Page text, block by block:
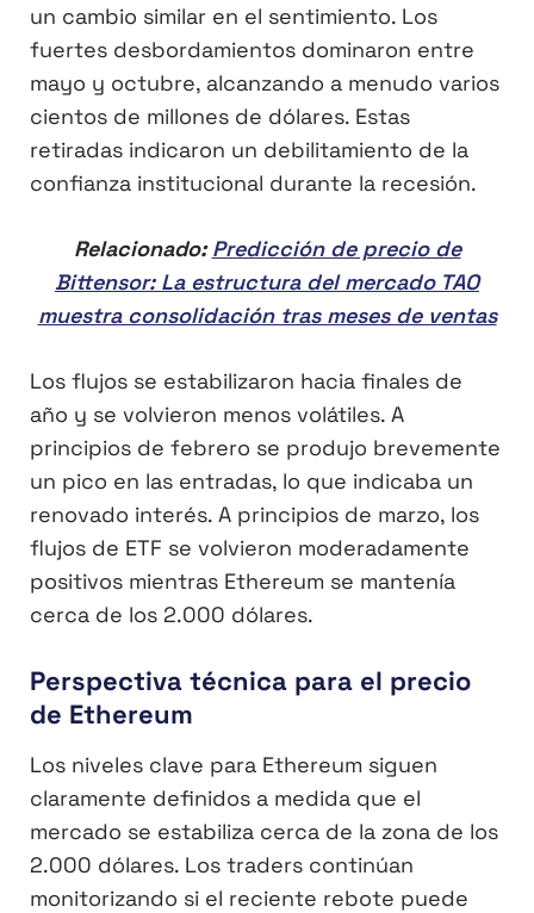
un cambio similar en el sentimiento. Los
fuertes desbordamientos dominaron entre
mayo y octubre, alcanzando a menudo varios
cientos de millones de dólares. Estas
retiradas indicaron un debilitamiento de la
confianza institucional durante la recesión.
Relacionado:Predicción de precio de
Bittensor: La estructura del mercado TAO
muestra consolidación tras meses de ventas
Los flujos se estabilizaron hacia finales de
año y se volvieron menos volátiles. A
principios de febrero se produjo brevemente
un pico en las entradas, lo que indicaba un
renovado interés. A principios de marzo, los
flujos de ETF se volvieron moderadamente
positivos mientras Ethereum se mantenía
cerca de los 2.000 dólares.
Perspectiva técnica para el precio
de Ethereum
Los niveles clave para Ethereum siguen
claramente definidos a medida que el
mercado se estabiliza cerca de la zona de los
2.000 dólares. Los traders continúan
monitorizando si el reciente rebote puede